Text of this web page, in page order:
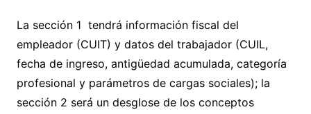
La sección 1 tendrá información fiscal del
empleador (CUIT) y datos del trabajador (CUIL,
fecha de ingreso, antigüedad acumulada, categoría
profesional y parámetros de cargas sociales); la
sección 2 será un desglose de los conceptos